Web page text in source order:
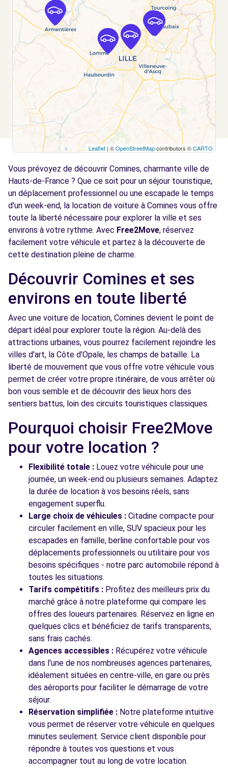
Voir l'agence
Free2move Rent - S&YOU - LOMME (F)
13.4 km
449-453 AVENUE DE DUNKERQUE
LOMME, 59160
Voir l'agence
Free2move Rent - S&You - LOMME CEDEX
km
LILLE, FR-59, 59160
Voir l'agence
Free2move Rent - S&You - LOMME CEDEX
(D)
13.4
km
449/453 AVENUE DE DUNKERQUE
Voir l'agence
Free2Move Rent - GARAGE DUBOIS - LA
MADELEINE (C)
13.4
km
20 RUE DU PRESIDENT POMPIDOU
LA MADELEINE, 59110
Voir l'agence
CROIX (C)
km
117 AVENUE DE L EUROPE
CROIX, 59170
Voir l'agence
Leaflet | ©OpenStreetMapcontributors ©CARTO
Vous prévoyez de découvrir Comines, charmante ville de
Hauts-de-France ? Que ce soit pour un séjour touristique,
un déplacement professionnel ou une escapade le temps
d'un week-end, la location de voiture à Comines vous offre
toute la liberté nécessaire pour explorer la ville et ses
environs à votre rythme. Avec Free2Move, réservez
facilement votre véhicule et partez à la découverte de
cette destination pleine de charme.
Découvrir Comines et ses
environs en toute liberté
Avec une voiture de location, Comines devient le point de
départ idéal pour explorer toute la région. Au-delà des
attractions urbaines, vous pourrez facilement rejoindre les
villes d'art, la Côte d'Opale, les champs de bataille. La
liberté de mouvement que vous offre votre véhicule vous
permet de créer votre propre itinéraire, de vous arrêter où
bon vous semble et de découvrir des lieux hors des
sentiers battus, loin des circuits touristiques classiques.
Pourquoi choisir Free2Move
pour votre location ?
Flexibilité totale : Louez votre véhicule pour une
journée, un week-end ou plusieurs semaines. Adaptez
la durée de location à vos besoins réels, sans
engagement superflu.
Large choix de véhicules : Citadine compacte pour
circuler facilement en ville, SUV spacieux pour les
escapades en famille, berline confortable pour vos
déplacements professionnels ou utilitaire pour vos
besoins spécifiques - notre parc automobile répond à
toutes les situations.
Tarifs compétitifs : Profitez des meilleurs prix du
marché grâce à notre plateforme qui compare les
offres des loueurs partenaires. Réservez en ligne en
quelques clics et bénéficiez de tarifs transparents,
sans frais cachés.
Agences accessibles : Récupérez votre véhicule
dans l'une de nos nombreuses agences partenaires,
idéalement situées en centre-ville, en gare ou près
des aéroports pour faciliter le démarrage de votre
séjour.
Réservation simplifiée : Notre plateforme intuitive
vous permet de réserver votre véhicule en quelques
minutes seulement. Service client disponible pour
répondre à toutes vos questions et vous
accompagner tout au long de votre location.